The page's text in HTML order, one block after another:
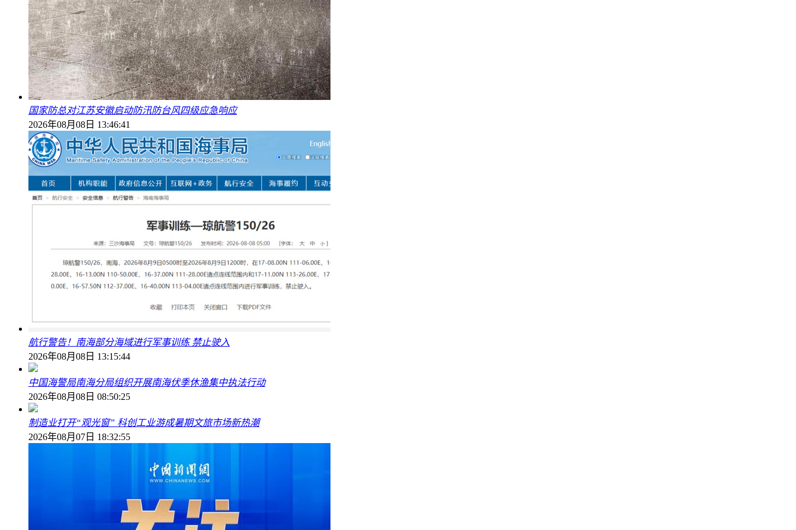
国家防总对江苏安徽启动防汛防台风四级应急响应
2026年08月08日 13:46:41
航行警告！南海部分海域进行军事训练 禁止驶入
2026年08月08日 13:15:44
中国海警局南海分局组织开展南海伏季休渔集中执法行动
2026年08月08日 08:50:25
制造业打开“观光窗” 科创工业游成暑期文旅市场新热潮
2026年08月07日 18:32:55